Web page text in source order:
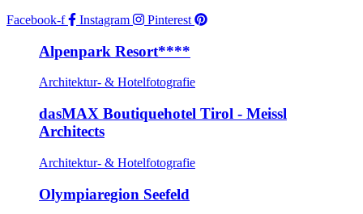
Facebook-f
Instagram Pinterest
Alpenpark Resort****
Architektur- & Hotelfotografie
dasMAX Boutiquehotel Tirol - Meissl
Architects
Architektur- & Hotelfotografie
Olympiaregion Seefeld